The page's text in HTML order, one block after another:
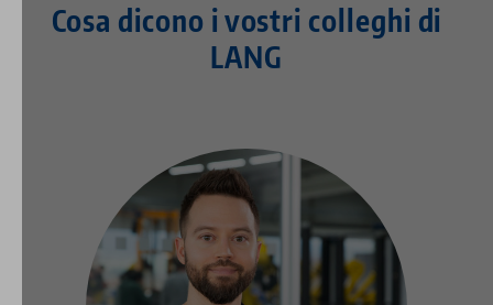
Cosa dicono i vostri colleghi di
LANG